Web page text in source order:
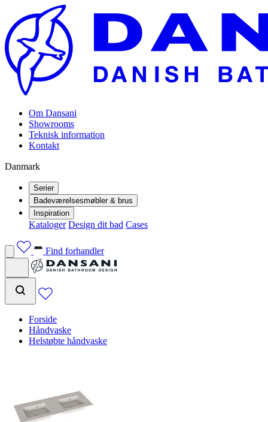
Om Dansani
Showrooms
Teknisk information
Kontakt
Danmark
Serier
Badeværelsesmøbler & brus
Inspiration
Kataloger Design dit bad Cases
Find forhandler
Forside
Håndvaske
Helstøbte håndvaske